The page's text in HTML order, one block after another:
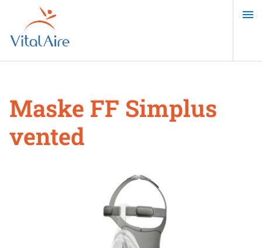
Inhalt
Maske FF Simplus
vented